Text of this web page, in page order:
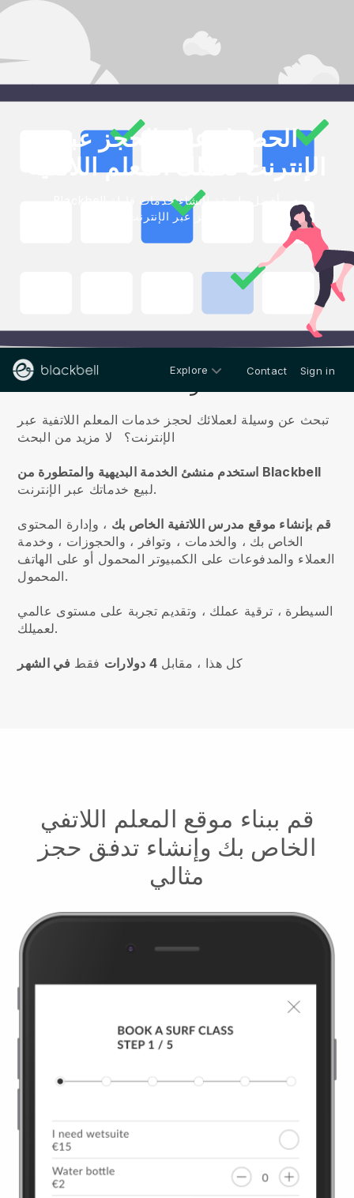
الحصول على الحجز عبر
الإنترنت لعملك المعلم اللاتفية
للحجز عبر الإنترنت
Explore Contact Sign in
تبحث عن وسيلة لعملائك لحجز خدمات المعلم اللاتفية عبر
الإنترنت؟
لا مزيد من البحث
استخدم منشئ الخدمة البديهية والمتطورة من Blackbell
لبيع خدماتك عبر الإنترنت.
قم بإنشاء موقع مدرس اللاتفية الخاص بك ، وإدارة المحتوى
الخاص بك ، والخدمات ، وتوافر ، والحجوزات ، وخدمة
العملاء والمدفوعات على الكمبيوتر المحمول أو على الهاتف
المحمول.
السيطرة ، ترقية عملك ، وتقديم تجربة على مستوى عالمي
لعميلك.
كل هذا ، مقابل 4 دولارات فقط في الشهر
قم ببناء موقع المعلم اللاتفي
الخاص بك وإنشاء تدفق حجز
مثالي